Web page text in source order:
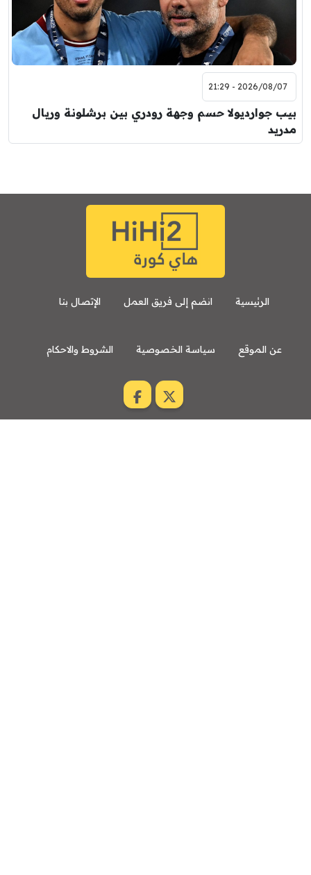
2026/08/07 - 21:29
بيب جوارديولا حسم وجهة رودري بين برشلونة وريال
مدريد
الرئيسية انضم إلى فريق العمل الإتصال بنا
عن الموقع سياسة الخصوصية الشروط والاحكام